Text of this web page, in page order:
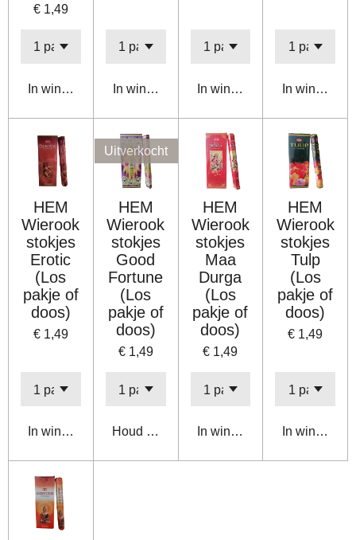
€ 1,49
In winkelwagenIn winkelwagenIn winkelwagenIn
HEM
Wierook
stokjes
Erotic
(Los
pakje of
doos)
€ 1,49
In winkelwagen
Uitverkocht
HEM
Wierook
stokjes
Good
Fortune
(Los
pakje of
doos)
€ 1,49
Houd mij op de hoogte
HEM
Wierook
stokjes
Maa
Durga
(Los
pakje of
doos)
€ 1,49
In winkelwagen
HEM
Wierook
stokjes
Tulp
(Los
pakje of
doos)
€ 1,49
In